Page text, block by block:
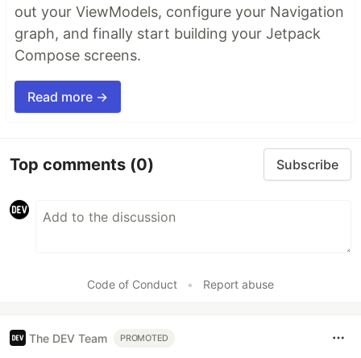
out your ViewModels, configure your Navigation
graph, and finally start building your Jetpack
Compose screens.
Read more →
Top comments (0) Subscribe
Code of Conduct • Report abuse
The DEV Team PROMOTED